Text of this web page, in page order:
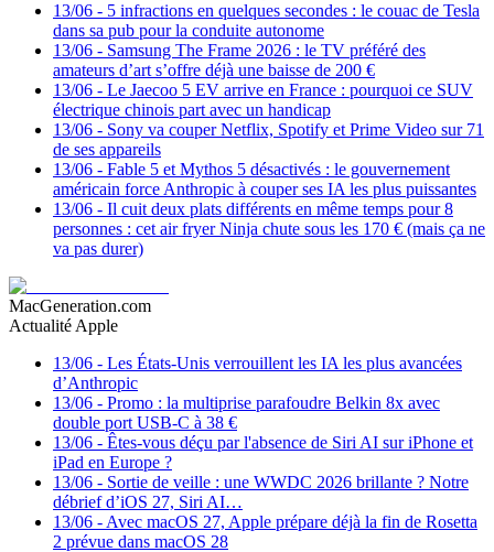
13/06 - 5 infractions en quelques secondes : le couac de Tesla
dans sa pub pour la conduite autonome
13/06 - Samsung The Frame 2026 : le TV préféré des
amateurs d’art s’offre déjà une baisse de 200 €
13/06 - Le Jaecoo 5 EV arrive en France : pourquoi ce SUV
électrique chinois part avec un handicap
13/06 - Sony va couper Netflix, Spotify et Prime Video sur 71
de ses appareils
13/06 - Fable 5 et Mythos 5 désactivés : le gouvernement
américain force Anthropic à couper ses IA les plus puissantes
13/06 - Il cuit deux plats différents en même temps pour 8
personnes : cet air fryer Ninja chute sous les 170 € (mais ça ne
va pas durer)
MacGeneration.com
Actualité Apple
13/06 - Les États-Unis verrouillent les IA les plus avancées
d’Anthropic
13/06 - Promo : la multiprise parafoudre Belkin 8x avec
double port USB-C à 38 €
13/06 - Êtes-vous déçu par l'absence de Siri AI sur iPhone et
iPad en Europe ?
13/06 - Sortie de veille : une WWDC 2026 brillante ? Notre
débrief d’iOS 27, Siri AI…
13/06 - Avec macOS 27, Apple prépare déjà la fin de Rosetta
2 prévue dans macOS 28